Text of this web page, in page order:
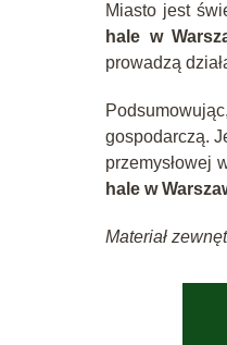
Miasto jest
hale w
prowadzą
gospodarczą.
przemysłowej
hale w
Materiał